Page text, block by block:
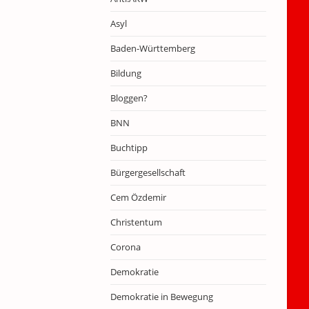
Asyl
Baden-Württemberg
Bildung
Bloggen?
BNN
Buchtipp
Bürgergesellschaft
Cem Özdemir
Christentum
Corona
Demokratie
Demokratie in Bewegung